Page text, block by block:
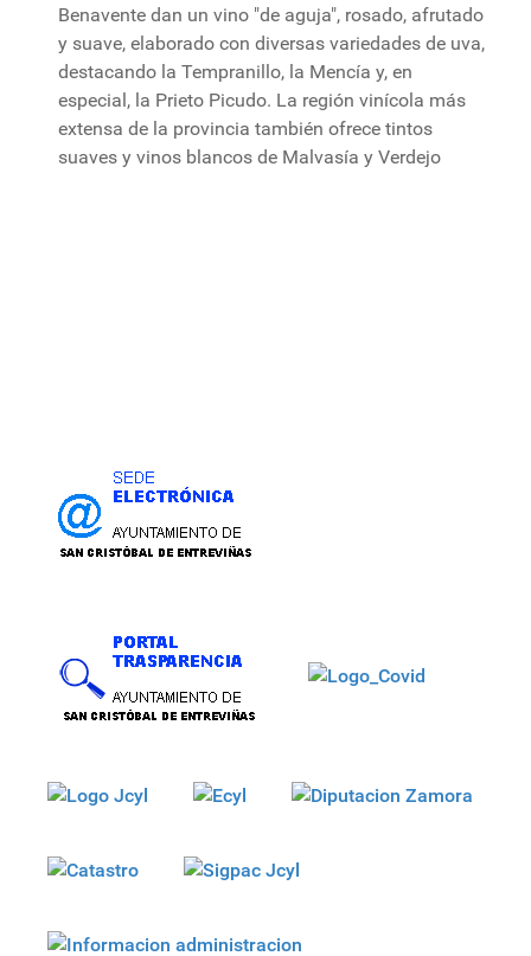
Benavente dan un vino "de aguja", rosado, afrutado
y suave, elaborado con diversas variedades de uva,
destacando la Tempranillo, la Mencía y, en
especial, la Prieto Picudo. La región vinícola más
extensa de la provincia también ofrece tintos
suaves y vinos blancos de Malvasía y Verdejo